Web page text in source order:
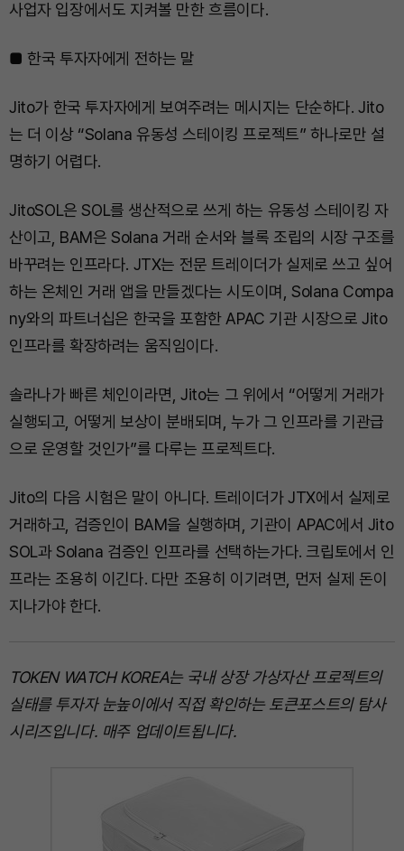
사업자 입장에서도 지켜볼 만한 흐름이다.
■ 한국 투자자에게 전하는 말
Jito가 한국 투자자에게 보여주려는 메시지는 단순하다. Jito
는 더 이상 “Solana 유동성 스테이킹 프로젝트” 하나로만 설
명하기 어렵다.
JitoSOL은 SOL를 생산적으로 쓰게 하는 유동성 스테이킹 자
산이고, BAM은 Solana 거래 순서와 블록 조립의 시장 구조를
바꾸려는 인프라다. JTX는 전문 트레이더가 실제로 쓰고 싶어
하는 온체인 거래 앱을 만들겠다는 시도이며, Solana Compa
ny와의 파트너십은 한국을 포함한 APAC 기관 시장으로 Jito
인프라를 확장하려는 움직임이다.
솔라나가 빠른 체인이라면, Jito는 그 위에서 “어떻게 거래가
실행되고, 어떻게 보상이 분배되며, 누가 그 인프라를 기관급
으로 운영할 것인가”를 다루는 프로젝트다.
Jito의 다음 시험은 말이 아니다. 트레이더가 JTX에서 실제로
거래하고, 검증인이 BAM을 실행하며, 기관이 APAC에서 Jito
SOL과 Solana 검증인 인프라를 선택하는가다. 크립토에서 인
프라는 조용히 이긴다. 다만 조용히 이기려면, 먼저 실제 돈이
지나가야 한다.
TOKEN WATCH KOREA는 국내 상장 가상자산 프로젝트의
실태를 투자자 눈높이에서 직접 확인하는 토큰포스트의 탐사
시리즈입니다. 매주 업데이트됩니다.